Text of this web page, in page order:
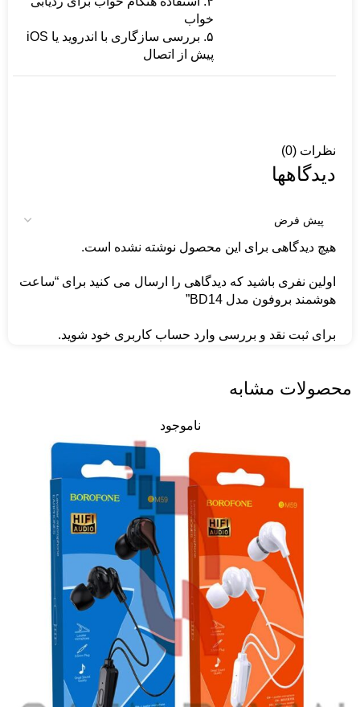
خواب
۵. بررسی سازگاری با اندروید یا iOS
پیش از اتصال
نظرات (0)
دیدگاهها
هیچ دیدگاهی برای این محصول نوشته نشده است.
اولین نفری باشید که دیدگاهی را ارسال می کنید برای “ساعت
هوشمند بروفون مدل BD14”
برای ثبت نقد و بررسی وارد حساب کاربری خود شوید.
محصولات مشابه
ناموجود